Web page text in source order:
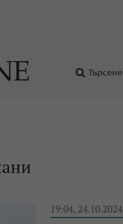
Търсене
19:04, 24.10.2024